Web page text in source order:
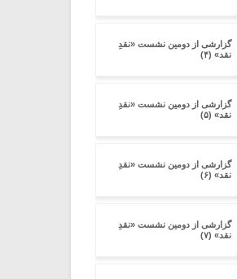
گزارشی از دومین نشست «نقدِ
نقد» (۴)
گزارشی از دومین نشست «نقدِ
نقد» (۵)
گزارشی از دومین نشست «نقدِ
نقد» (۶)
گزارشی از دومین نشست «نقدِ
نقد» (۷)